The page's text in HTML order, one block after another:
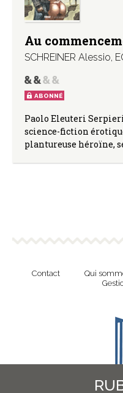
Au
SCHREINER Alessio,
ABONNÉ
Paolo Eleuteri
science-fiction
plantureuse héroïne,
Contact Qui
Revue en ligne de l'Union